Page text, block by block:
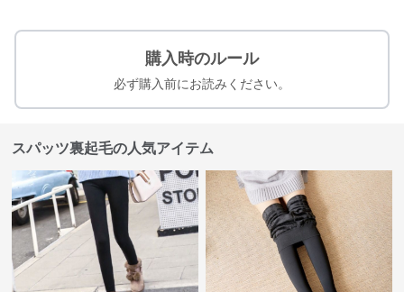
購入時のルール
必ず購入前にお読みください。
スパッツ裏起毛の人気アイテム